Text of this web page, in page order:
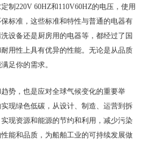
制220V 60HZ和110V60HZ的电压，使用
标准，这些标准和特性与普通的电器有
设备还是厨房用的电器等，都经过了国
用性上具有优异的性能。无论是从品质
足你的需求。
势，也是应对全球气候变化的重要举
现绿色低碳，从设计、制造、运营到拆
现资源和能源的节约和利用，减少污染
能和品质，为船舶工业的可持续发展做